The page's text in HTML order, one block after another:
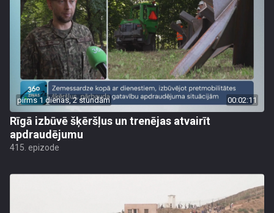
pirms 1 dienas, 2 stundām 00:02:11
Rīgā izbūvē šķēršļus un trenējas atvairīt
apdraudējumu
415. epizode